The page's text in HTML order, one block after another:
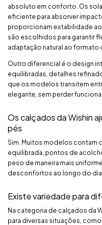
absoluto em conforto. Os
eficiente para absorver
proporcionam estabilidade
são escolhidos para garantir
adaptação natural ao formato
Outro diferencial é o design
equilibradas, detalhes
que os modelos transitem
elegante, sem perder
Os calçados da Wishin
pés
Sim. Muitos modelos contam
equilibrada, pontos de
peso de maneira mais
desconfortos ao longo do
Existe variedade para
Na categoria de calçados da
para diversas situações, como: